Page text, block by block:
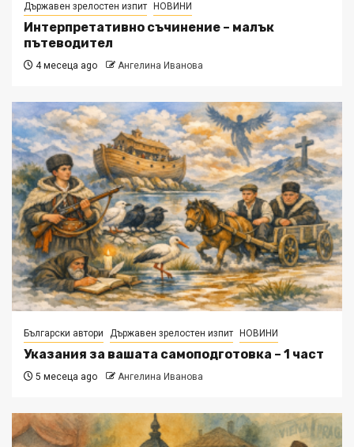
Държавен зрелостен изпит НОВИНИ
Интерпретативно съчинение – малък
пътеводител
4 месеца ago Ангелина Иванова
Български автори Държавен зрелостен изпит НОВИНИ
Указания за вашата самоподготовка – 1 част
5 месеца ago Ангелина Иванова